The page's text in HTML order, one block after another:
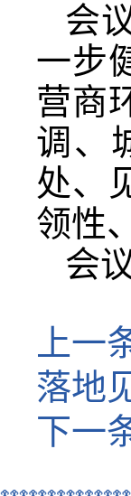
会
一步
营商
调、
处、
领性
会
上一
落地
下一